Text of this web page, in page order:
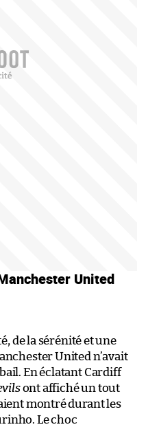
United
de la sérénité et une
United n’avait
En éclatant Cardiff
ont affiché un tout
montré durant les
Le choc